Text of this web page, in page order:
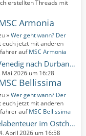
erstellten Threads mit
Armonia
»Wer geht wann? Der
euch jetzt mit anderen
aufMSC Armonia
bis 30.11.2026 (Sonntag, 1. November 2026, 00:00 – Montag, 30. November 2026, 00:00)
Mai 2026 um 16:28
Bellissima
»Wer geht wann? Der
euch jetzt mit anderen
aufMSC Bellissima
17.01.2027 (Montag, 11. Januar 2027, 00:00 – Sonntag, 17. Januar 2027, 00:00)
April 2026 um 16:58